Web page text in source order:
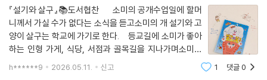
어린이는 힘이 있습니다. 슬픔 속에서도 행복을 찾는 힘! 천천히 매일 자라
는 힘! 한 번 울고 나서 열 번 재밌게 노는 힘! 어린이는 그런 힘이 있습니
다. 마음에 꽉 찬 사랑만 있다면 말이지요. 그러니 우리가 어린이에게 끝없
이 줘야 할 것은 오직 사랑뿐입니다.
『설기와 살구』📚도서협찬 소미의 공개수업일에 할머
니께서 가실 수가 없다는 소식을 듣고소미의 개 설기와 고
양이 살구는 학교에 가기로 한다. 등교길에 소미가 좋아
하는 인형 가게, 식당, 서점과 골목길을 지나가며소미를
위해주는 다정한 사람들을 만나며설기와 살구는 안심하
h******9 2026.05.11. 신고 1 댓글0